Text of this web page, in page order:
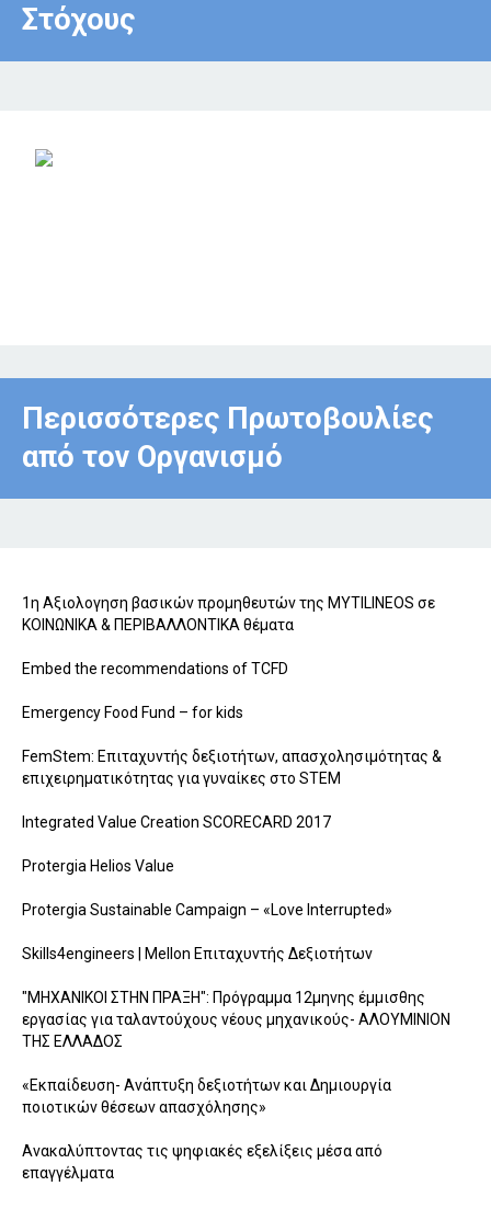
Στόχους
Περισσότερες Πρωτοβουλίες
από τον Οργανισμό
1η Αξιολογηση βασικών προμηθευτών της MYTILINEOS σε
ΚΟΙΝΩΝΙΚΑ & ΠΕΡΙΒΑΛΛΟΝΤΙΚΑ θέματα
Embed the recommendations of TCFD
Emergency Food Fund – for kids
FemStem: Επιταχυντής δεξιοτήτων, απασχολησιμότητας &
επιχειρηματικότητας για γυναίκες στο STEM
Integrated Value Creation SCORECARD 2017
Protergia Helios Value
Protergia Sustainable Campaign – «Love Interrupted»
Skills4engineers | Mellon Επιταχυντής Δεξιοτήτων
"ΜΗΧΑΝΙΚΟΙ ΣΤΗΝ ΠΡΑΞΗ": Πρόγραμμα 12μηνης έμμισθης
εργασίας για ταλαντούχους νέους μηχανικούς- ΑΛΟΥΜΙΝΙΟΝ
ΤΗΣ ΕΛΛΑΔΟΣ
«Εκπαίδευση- Ανάπτυξη δεξιοτήτων και Δημιουργία
ποιοτικών θέσεων απασχόλησης»
Ανακαλύπτοντας τις ψηφιακές εξελίξεις μέσα από
επαγγέλματα